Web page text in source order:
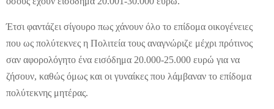
Έτσι φαντάζει σίγουρο πως χάνουν όλο το επίδομα οικογένειες
που ως πολύτεκνες η Πολιτεία τους αναγνώριζε μέχρι πρότινος
σαν αφορολόγητο ένα εισόδημα 20.000-25.000 ευρώ για να
ζήσουν, καθώς όμως και οι γυναίκες που λάμβαναν το επίδομα
πολύτεκνης μητέρας.